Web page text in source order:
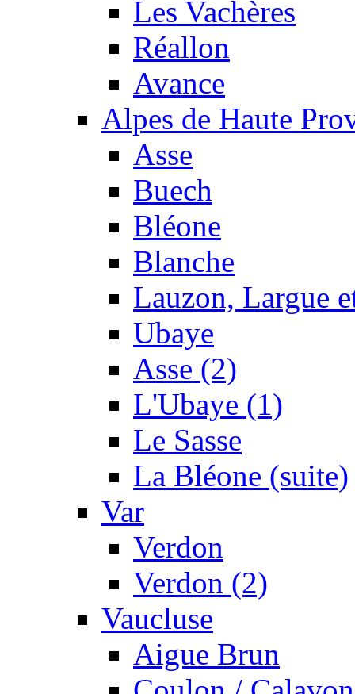
Les Vachères
Réallon
Avance
Alpes de Haute
Asse
Buech
Bléone
Blanche
Lauzon, Largue
Ubaye
Asse (2)
L'Ubaye (1)
Le Sasse
La Bléone (suite)
Var
Verdon
Verdon (2)
Vaucluse
Aigue Brun